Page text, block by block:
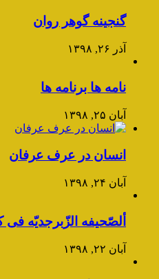
گنجینه گوهر روان
آذر ۲۶, ۱۳۹۸
نامه ها برنامه ها
آبان ۲۵, ۱۳۹۸
انسان در عرف عرفان
آبان ۲۴, ۱۳۹۸
ألصّحیفه الزّبرجدیّه
آبان ۲۲, ۱۳۹۸